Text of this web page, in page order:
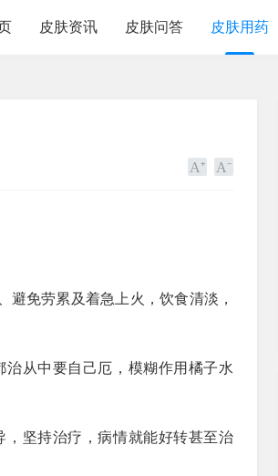
皮肤资讯 皮肤问答 皮肤用药
免劳累及着急上火，饮食清淡，
从中要自己厄，模糊作用橘子水
坚持治疗，病情就能好转甚至治